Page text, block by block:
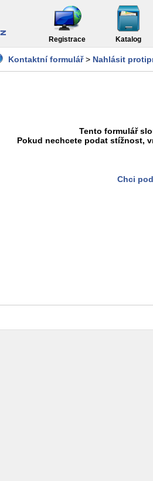
Registrace Katalog
Kontaktní formulář> Nahlásit
Tento formulář
Pokud nechcete podat stížnost,
Chci